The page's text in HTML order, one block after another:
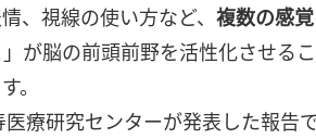
、視線の使い方など、 複数の感
が脳の前頭前野を活性化させる
。
療研究センターが発表した報告